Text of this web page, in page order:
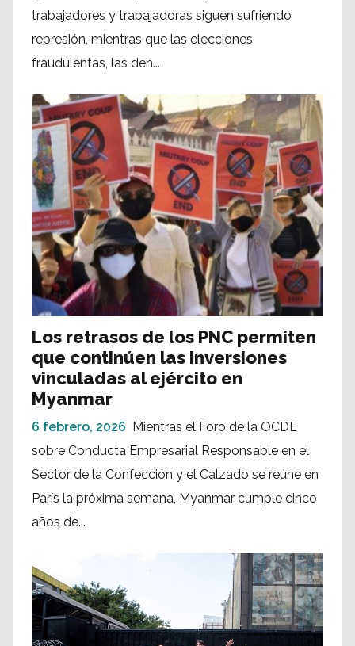
trabajadores y trabajadoras siguen sufriendo
represión, mientras que las elecciones
fraudulentas, las den...
Los retrasos de los PNC permiten
que continúen las inversiones
vinculadas al ejército en
Myanmar
6 febrero, 2026 Mientras el Foro de la OCDE
sobre Conducta Empresarial Responsable en el
Sector de la Confección y el Calzado se reúne en
París la próxima semana, Myanmar cumple cinco
años de...